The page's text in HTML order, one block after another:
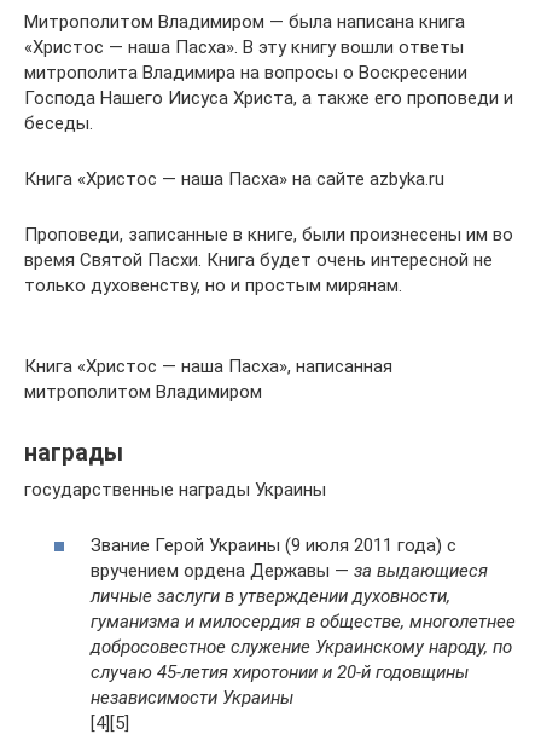
Митрополитом Владимиром — была написана книга
«Христос — наша Пасха». В эту книгу вошли ответы
митрополита Владимира на вопросы о Воскресении
Господа Нашего Иисуса Христа, а также его проповеди и
беседы.
Книга «Христос — наша Пасха» на сайте azbyka.ru
Проповеди, записанные в книге, были произнесены им во
время Святой Пасхи. Книга будет очень интересной не
только духовенству, но и простым мирянам.
Книга «Христос — наша Пасха», написанная
митрополитом Владимиром
награды
государственные награды Украины
Звание Герой Украины (9 июля 2011 года) с
вручением ордена Державы — за выдающиеся
личные заслуги в утверждении духовности,
гуманизма и милосердия в обществе, многолетнее
добросовестное служение Украинскому народу, по
случаю 45-летия хиротонии и 20-й годовщины
независимости Украины
[4][5]